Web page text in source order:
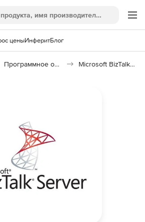
ценыИнферитБлог
Программное обеспечение для управления бизнесом Microsoft BizTalk Server Enterprise